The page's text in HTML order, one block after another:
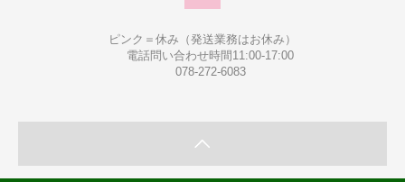
ピンク＝休み（発送業務はお休み）
電話問い合わせ時間11:00-17:00
078-272-6083